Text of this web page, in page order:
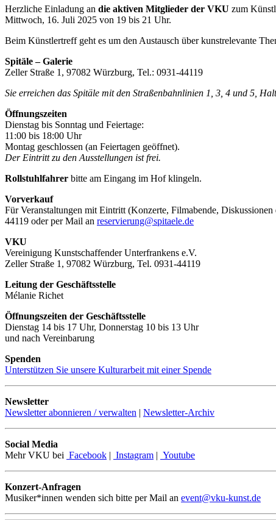
Herzliche Einladung an die aktiven Mitglieder der VKU zum
Mittwoch, 16. Juli 2025 von 19 bis 21 Uhr.
Beim Künstlertreff geht es um den Austausch über kunstrelevante
Spitäle – Galerie
Zeller Straße 1, 97082 Würzburg, Tel.: 0931-44119
Sie erreichen das Spitäle mit den Straßenbahnlinien 1, 3, 4 und 5,
Öffnungszeiten
Dienstag bis Sonntag und Feiertage:
11:00 bis 18:00 Uhr
Montag geschlossen (an Feiertagen geöffnet).
Der Eintritt zu den Ausstellungen ist frei.
Rollstuhlfahrer bitte am Eingang im Hof klingeln.
Vorverkauf
Für Veranstaltungen mit Eintritt (Konzerte, Filmabende,
44119 oder per Mail an reservierung@spitaele.de
VKU
Vereinigung Kunstschaffender Unterfrankens e.V.
Zeller Straße 1, 97082 Würzburg, Tel. 0931-44119
Leitung der Geschäftsstelle
Mélanie Richet
Öffnungszeiten der Geschäftsstelle
Dienstag 14 bis 17 Uhr, Donnerstag 10 bis 13 Uhr
und nach Vereinbarung
Spenden
Unterstützen Sie unsere Kulturarbeit mit einer Spende
Newsletter
Newsletter abonnieren / verwalten | Newsletter-Archiv
Social Media
Mehr VKU bei Facebook | Instagram | Youtube
Konzert-Anfragen
Musiker*innen wenden sich bitte per Mail an event@vku-kunst.de